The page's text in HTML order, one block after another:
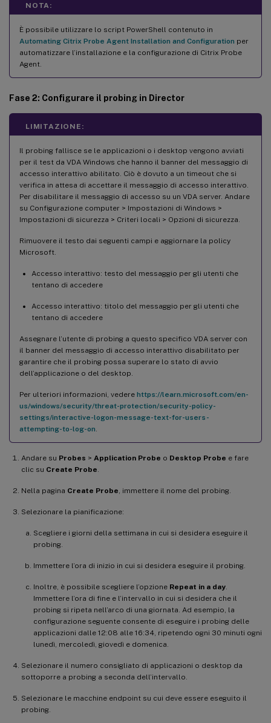
NOTA:
È possibile utilizzare lo script PowerShell contenuto in
Automating Citrix Probe Agent Installation and Configuration per
automatizzare l’installazione e la configurazione di Citrix Probe
Agent.
Fase 2: Configurare il probing in Director
LIMITAZIONE:
Il probing fallisce se le applicazioni o i desktop vengono avviati
per il test da VDA Windows che hanno il banner del messaggio di
accesso interattivo abilitato. Ciò è dovuto a un timeout che si
verifica in attesa di accettare il messaggio di accesso interattivo.
Per disabilitare il messaggio di accesso su un VDA server. Andare
su Configurazione computer > Impostazioni di Windows >
Impostazioni di sicurezza > Criteri locali > Opzioni di sicurezza.
Rimuovere il testo dai seguenti campi e aggiornare la policy
Microsoft.
Accesso interattivo: testo del messaggio per gli utenti che
tentano di accedere
Accesso interattivo: titolo del messaggio per gli utenti che
tentano di accedere
Assegnare l’utente di probing a questo specifico VDA server con
il banner del messaggio di accesso interattivo disabilitato per
garantire che il probing possa superare lo stato di avvio
dell’applicazione o del desktop.
Per ulteriori informazioni, vedere https://learn.microsoft.com/en-
us/windows/security/threat-protection/security-policy-
settings/interactive-logon-message-text-for-users-
attempting-to-log-on.
Andare su Probes > Application Probe o Desktop Probe e fare
clic su Create Probe.
Nella pagina Create Probe, immettere il nome del probing.
Selezionare la pianificazione:
Scegliere i giorni della settimana in cui si desidera eseguire il
probing.
Immettere l’ora di inizio in cui si desidera eseguire il probing.
Inoltre, è possibile scegliere l’opzione Repeat in a day.
Immettere l’ora di fine e l’intervallo in cui si desidera che il
probing si ripeta nell’arco di una giornata. Ad esempio, la
configurazione seguente consente di eseguire i probing delle
applicazioni dalle 12:08 alle 16:34, ripetendo ogni 30 minuti ogni
lunedì, mercoledì, giovedì e domenica.
Selezionare il numero consigliato di applicazioni o desktop da
sottoporre a probing a seconda dell’intervallo.
Selezionare le macchine endpoint su cui deve essere eseguito il
probing.